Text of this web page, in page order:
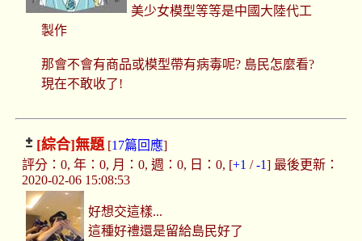
美少女模型等等是中國大陸代工
製作
那會不會有商品或模型帶有病毒呢? 島民怎麼看?
現在不敢收了!
[綜合]無題[17篇回應]
評分：0, 年：0, 月：0, 週：0, 日：0, [+1 /-1] 最後更新：
2020-02-06 15:08:53
好想交這樣...
這種好禮還是留給島民好了